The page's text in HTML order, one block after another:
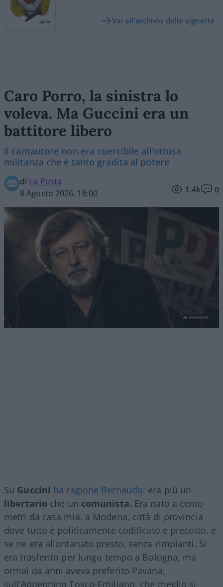
Vai all'archivio delle vignette
Caro Porro, la sinistra lo
voleva. Ma Guccini era un
battitore libero
Il cantautore non era coercibile all'ottusa
militanza che è tanto gradita al potere
di La Posta
8 Agosto 2026, 18:00
1.4k 0
Su Guccini ha ragione Bernaudo: era più un
libertario che un comunista. Era nato a cento
metri da casa mia, a Modena, città di provincia
dove tutto è politicamente codificato e precotto, e
se ne era allontanato presto, senza rimpianti. Si
era trasferito per lungo tempo a Bologna, ma
ormai da anni aveva preferito Pavana,
sull’Appennino Tosco-Emiliano, che meglio si